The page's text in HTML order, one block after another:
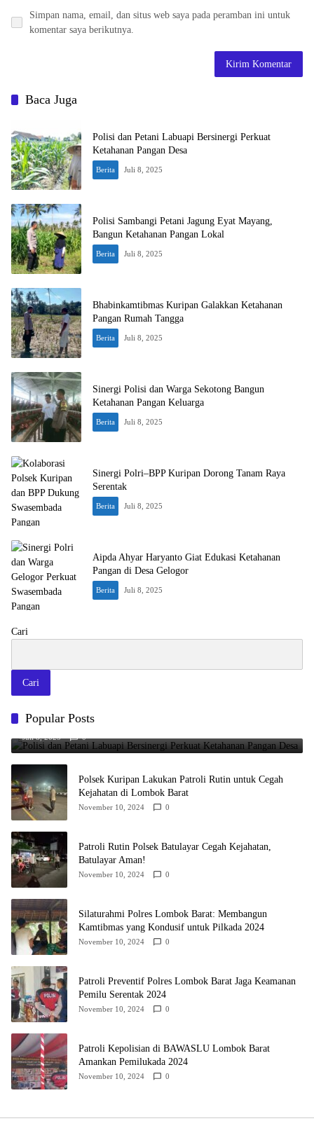
Simpan nama, email, dan situs web saya pada peramban ini untuk
komentar saya berikutnya.
Baca Juga
Polisi dan Petani Labuapi Bersinergi Perkuat
Ketahanan Pangan Desa
Berita Juli 8, 2025
Polisi Sambangi Petani Jagung Eyat Mayang,
Bangun Ketahanan Pangan Lokal
Berita Juli 8, 2025
Bhabinkamtibmas Kuripan Galakkan Ketahanan
Pangan Rumah Tangga
Berita Juli 8, 2025
Sinergi Polisi dan Warga Sekotong Bangun
Ketahanan Pangan Keluarga
Berita Juli 8, 2025
Sinergi Polri–BPP Kuripan Dorong Tanam Raya
Serentak
Berita Juli 8, 2025
Aipda Ahyar Haryanto Giat Edukasi Ketahanan
Pangan di Desa Gelogor
Berita Juli 8, 2025
Cari
Cari
Popular Posts
Desa
Juli 8, 2025 0
Polsek Kuripan Lakukan Patroli Rutin untuk Cegah
Kejahatan di Lombok Barat
November 10, 2024 0
Patroli Rutin Polsek Batulayar Cegah Kejahatan,
Batulayar Aman!
November 10, 2024 0
Silaturahmi Polres Lombok Barat: Membangun
Kamtibmas yang Kondusif untuk Pilkada 2024
November 10, 2024 0
Patroli Preventif Polres Lombok Barat Jaga Keamanan
Pemilu Serentak 2024
November 10, 2024 0
Patroli Kepolisian di BAWASLU Lombok Barat
Amankan Pemilukada 2024
November 10, 2024 0